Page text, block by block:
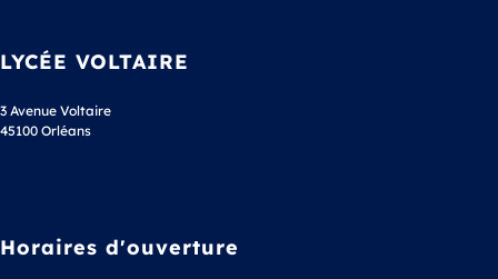
LYCÉE VOLTAIRE
3 Avenue Voltaire
45100 Orléans
Horaires d'ouverture